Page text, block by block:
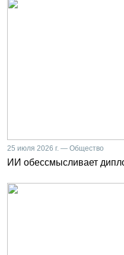
25 июля 2026 г. — Общество
ИИ обессмысливает